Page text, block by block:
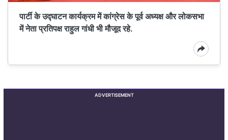
पार्टी के उद्घाटन कार्यक्रम में कांग्रेस के पूर्व अध्यक्ष और लोकसभा
में नेता प्रतिपक्ष राहुल गांधी भी मौजूद रहे.
ADVERTISEMENT